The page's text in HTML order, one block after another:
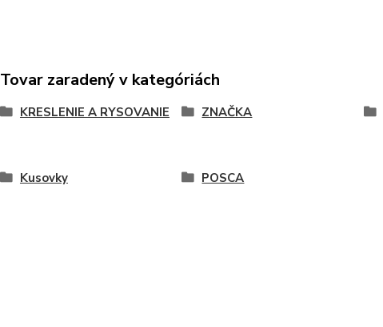
Tovar zaradený v kategóriách
KRESLENIE A RYSOVANIE ZNAČKA
Kusovky POSCA